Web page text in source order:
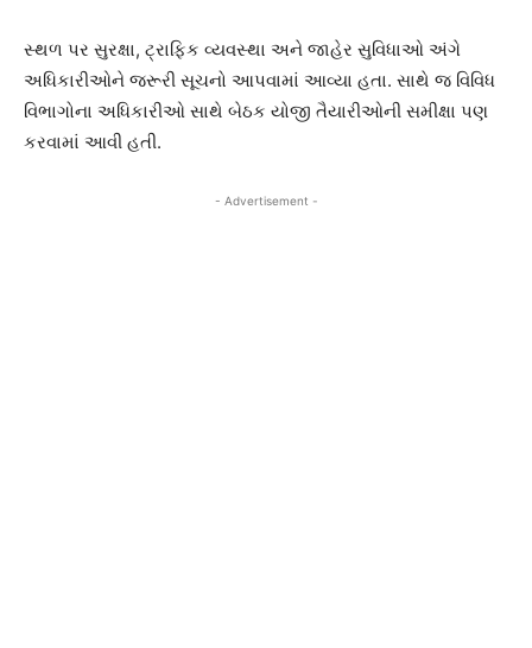
સ્થળ પર સુરક્ષા, ટ્રાફિક વ્યવસ્થા અને જાહેર સુવિધાઓ અંગે
અધિકારીઓને જરૂરી સૂચનો આપવામાં આવ્યા હતા. સાથે જ વિવિધ
વિભાગોના અધિકારીઓ સાથે બેઠક યોજી તૈયારીઓની સમીક્ષા પણ
કરવામાં આવી હતી.
- Advertisement -